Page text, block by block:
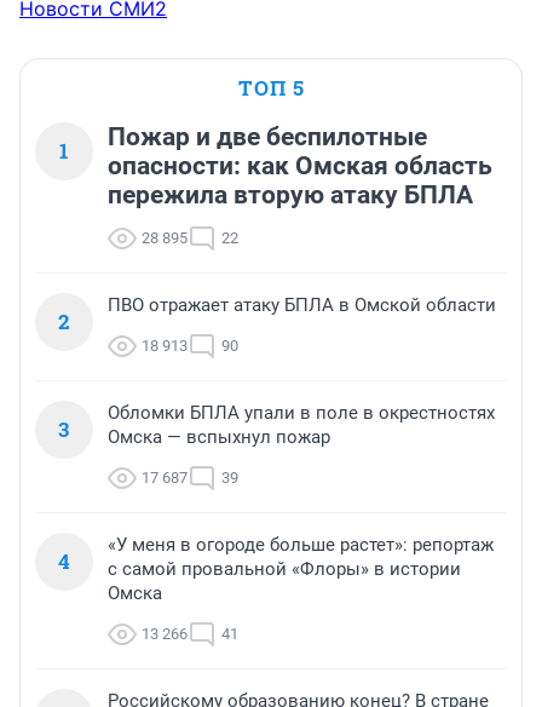
Новости СМИ2
ТОП 5
1
Пожар и две беспилотные
опасности: как Омская область
пережила вторую атаку БПЛА
28 895 22
2
ПВО отражает атаку БПЛА в Омской области
18 913 90
3
Обломки БПЛА упали в поле в окрестностях
Омска — вспыхнул пожар
17 687 39
4
«У меня в огороде больше растет»: репортаж
с самой провальной «Флоры» в истории
Омска
13 266 41
Российскому образованию конец? В стране